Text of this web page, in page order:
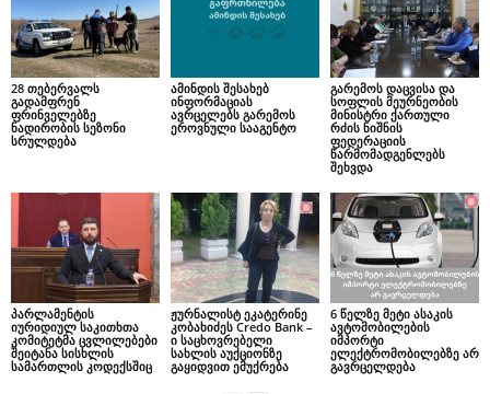
28 თებერვალს
გადამფრენ
ფრინველებზე
ნადირობის სეზონი
სრულდება
ამინდის შესახებ
ინფორმაციას
ავრცელებს გარემოს
ეროვნული სააგენტო
გარემოს დაცვისა და
სოფლის მეურნეობის
მინისტრი ქართული
რძის ნიშნის
ფედერაციის
წარმომადგენლებს
შეხვდა
პარლამენტის
იურიდიულ საკითხთა
კომიტეტმა ცვლილებები
შეიტანა სისხლის
სამართლის კოდექსშიც
ჟურნალისტ ეკატერინე
კობახიძეს Credo Bank –
ი საცხოვრებელი
სახლის აუქციონზე
გაყიდვით ემუქრება
6 წელზე მეტი ასაკის
ავტომობილების
იმპორტი
ელექტრომობილებზე არ
გავრცელდება